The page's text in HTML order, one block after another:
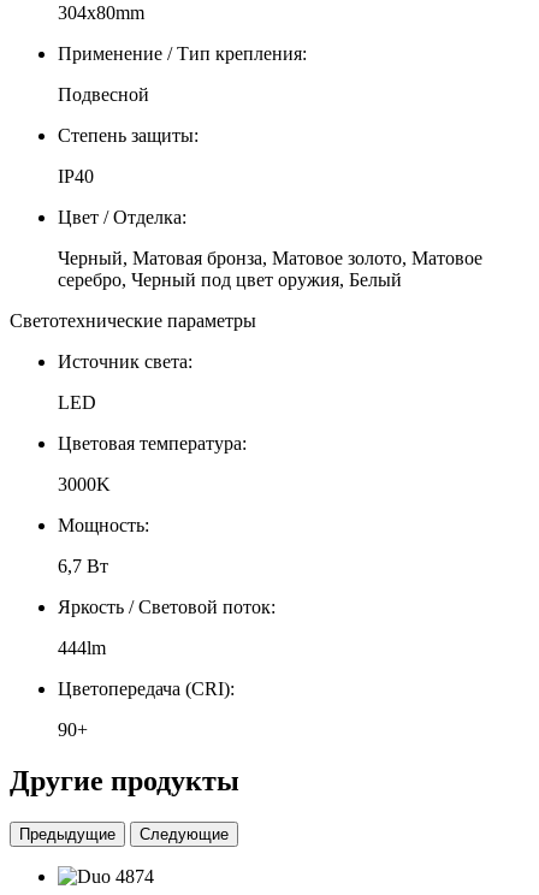
304x80mm
Применение / Тип крепления:
Подвесной
Степень защиты:
IP40
Цвет / Отделка:
Черный, Матовая бронза, Матовое золото, Матовое
серебро, Черный под цвет оружия, Белый
Светотехнические параметры
Источник света:
LED
Цветовая температура:
3000K
Мощность:
6,7 Вт
Яркость / Световой поток:
444lm
Цветопередача (CRI):
90+
Другие продукты
Предыдущие Следующие